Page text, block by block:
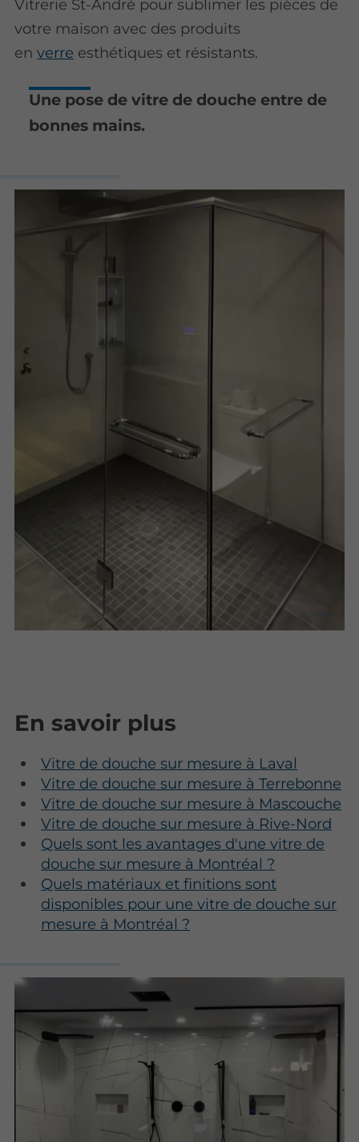
Vitrerie St-André pour sublimer les pièces de
votre maison avec des produits
enverre esthétiques et résistants.
Une pose de vitre de douche entre de
bonnes mains.
En savoir plus
Vitre de douche sur mesure à Laval
Vitre de douche sur mesure à Terrebonne
Vitre de douche sur mesure à Mascouche
Vitre de douche sur mesure à Rive-Nord
Quels sont les avantages d'une vitre de
douche sur mesure à Montréal ?
Quels matériaux et finitions sont
disponibles pour une vitre de douche sur
mesure à Montréal ?